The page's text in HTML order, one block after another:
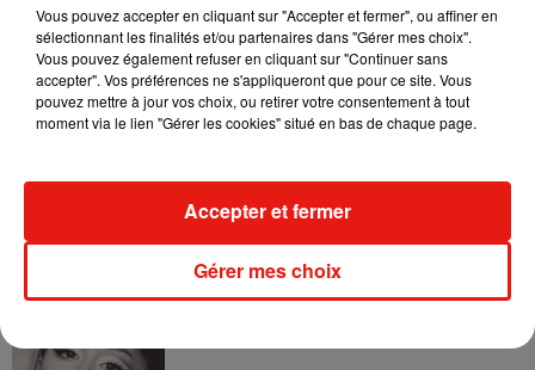
4 août 2026
Ariana Grande prendra une pause après
sa tournée mondiale
31 juillet 2026
Grand Corps Malade emmène Styleto
en road-trip dans son nouveau clip
Vous pouvez accepter en cliquant sur "Accepter et fermer", ou affiner en
sélectionnant les finalités et/ou partenaires dans "Gérer mes choix".
Vous pouvez également refuser en cliquant sur "Continuer sans
accepter". Vos préférences ne s'appliqueront que pour ce site. Vous
pouvez mettre à jour vos choix, ou retirer votre consentement à tout
moment via le lien "Gérer les cookies" situé en bas de chaque page.
Gérer mes choix
Accepter et fermer